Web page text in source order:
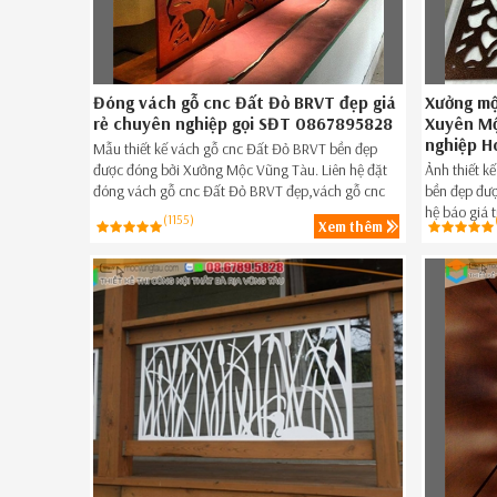
Đóng vách gỗ cnc Đất Đỏ BRVT đẹp giá
rẻ chuyên nghiệp gọi SĐT 0867895828
Mẫu thiết kế vách gỗ cnc Đất Đỏ BRVT bền đẹp
được đóng bởi Xưởng Mộc Vũng Tàu. Liên hệ đặt
đóng vách gỗ cnc Đất Đỏ BRVT đẹp,vách gỗ cnc
đẹp giá rẻ Đất Đỏ BRVT ngay hôm nay Hotline 08-
6789-5828.
(1155) Xem thêm
Xưởng
Xuyên
nghiệp
Ảnh thiết
bền đẹp
hệ báo giá
BRVT giá
BRVT